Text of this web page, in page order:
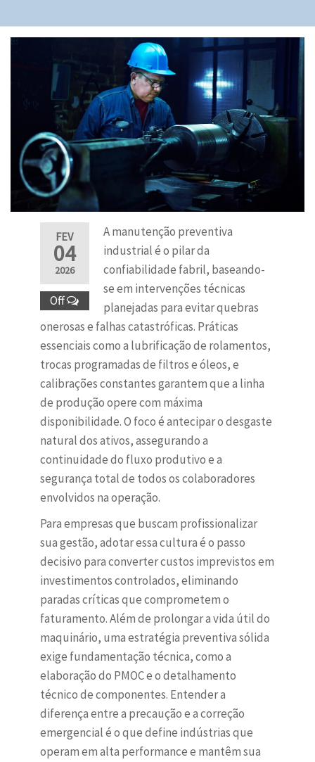
FEV
04
2026
Off
A manutenção preventiva
industrial é o pilar da
confiabilidade fabril, baseando-
se em intervenções técnicas
planejadas para evitar quebras
onerosas e falhas catastróficas. Práticas
essenciais como a lubrificação de rolamentos,
trocas programadas de filtros e óleos, e
calibrações constantes garantem que a linha
de produção opere com máxima
disponibilidade. O foco é antecipar o desgaste
natural dos ativos, assegurando a
continuidade do fluxo produtivo e a
segurança total de todos os colaboradores
envolvidos na operação.
Para empresas que buscam profissionalizar
sua gestão, adotar essa cultura é o passo
decisivo para converter custos imprevistos em
investimentos controlados, eliminando
paradas críticas que comprometem o
faturamento. Além de prolongar a vida útil do
maquinário, uma estratégia preventiva sólida
exige fundamentação técnica, como a
elaboração do PMOC e o detalhamento
técnico de componentes. Entender a
diferença entre a precaução e a correção
emergencial é o que define indústrias que
operam em alta performance e mantêm sua